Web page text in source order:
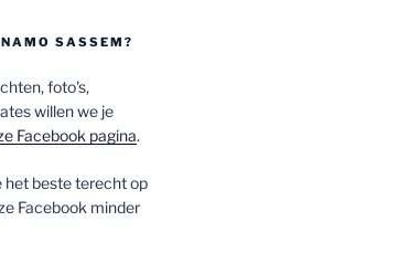
SASSEM?
foto's,
willen we je
Facebook pagina.
het beste terecht op
Facebook minder